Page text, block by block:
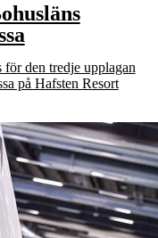
den tredje upplagan
på Hafsten Resort